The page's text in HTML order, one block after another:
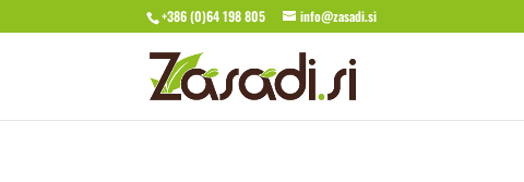
+386 (0)64 198 805 info@zasadi.si